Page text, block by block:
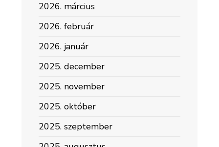
2026. március
2026. február
2026. január
2025. december
2025. november
2025. október
2025. szeptember